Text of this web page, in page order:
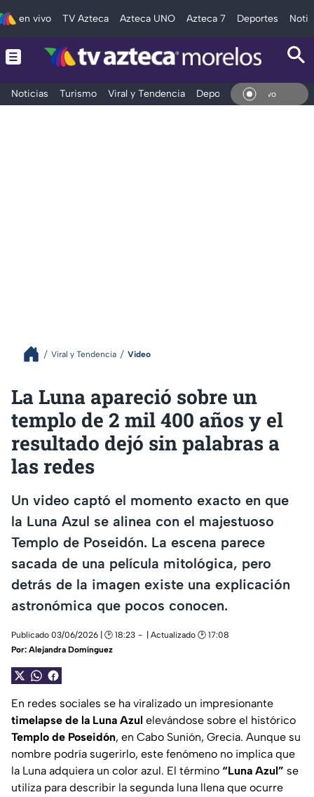
en vivo TV Azteca Azteca UNO Azteca 7 Deportes
Noticias Turismo Viral y Tendencia Deportes Espectáculos
En
Viral y Tendencia Video
La Luna apareció sobre un
templo de 2 mil 400 años y el
resultado dejó sin palabras a
las redes
Un video captó el momento exacto en que
la Luna Azul se alinea con el majestuoso
Templo de Poseidón. La escena parece
sacada de una película mitológica, pero
detrás de la imagen existe una explicación
astronómica que pocos conocen.
Publicado 03/06/2026 | 🕑 18:23
| Actualizado 🕑 17:08
Por: Alejandra Domínguez
En redes sociales se ha viralizado un impresionante
timelapse de la Luna Azul elevándose sobre el histórico
Templo de Poseidón, en Cabo Sunión, Grecia. Aunque su
nombre podría sugerirlo, este fenómeno no implica que
la Luna adquiera un color azul. El término “Luna Azul” se
utiliza para describir la segunda luna llena que ocurre